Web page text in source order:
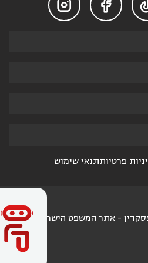


פרטיותתנאי שימוש
- אתר המשפט הישראלי